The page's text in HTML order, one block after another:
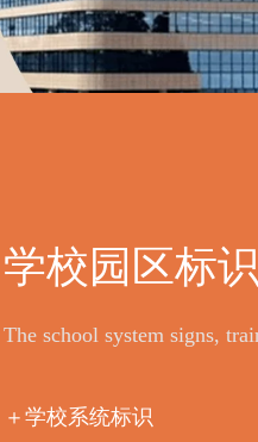
学校园区标识
The school system signs,
＋学校系统标识